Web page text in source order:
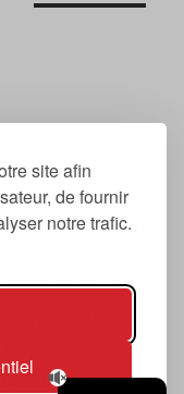
site afin
de fournir
notre trafic.
sur la
dont la
», « suivant
du
tendances
musique
et des
liés à la